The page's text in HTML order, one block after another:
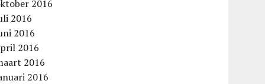
2016
2016
2016
2016
2016
2016